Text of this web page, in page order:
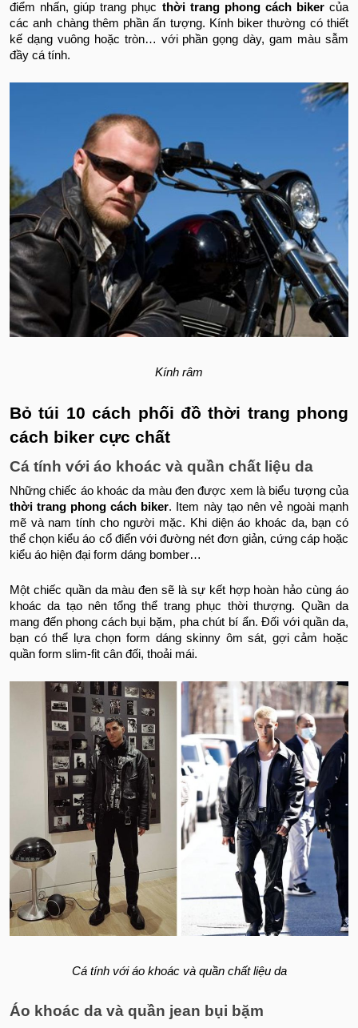
điểm nhấn, giúp trang phục thời trang phong cách bikercủa
các anh chàng thêm phần ấn tượng. Kính biker thường có thiết
kế dạng vuông hoặc tròn… với phần gọng dày, gam màu sẫm
đầy cá tính.
Kính râm
Bỏ túi 10 cách phối đồ thời trang phong
cách biker cực chất
Cá tính với áo khoác và quần chất liệu da
Những chiếc áo khoác da màu đen được xem là biểu tượng của
thời trang phong cách biker. Item này tạo nên vẻ ngoài mạnh
mẽ và nam tính cho người mặc. Khi diện áo khoác da, bạn có
thể chọn kiểu áo cổ điển với đường nét đơn giản, cứng cáp hoặc
kiểu áo hiện đại form dáng bomber…
Một chiếc quần da màu đen sẽ là sự kết hợp hoàn hảo cùng áo
khoác da tạo nên tổng thể trang phục thời thượng. Quần da
mang đến phong cách bụi bặm, pha chút bí ẩn. Đối với quần da,
bạn có thể lựa chọn form dáng skinny ôm sát, gợi cảm hoặc
quần form slim-fit cân đối, thoải mái.
Cá tính với áo khoác và quần chất liệu da
Áo khoác da và quần jean bụi bặm